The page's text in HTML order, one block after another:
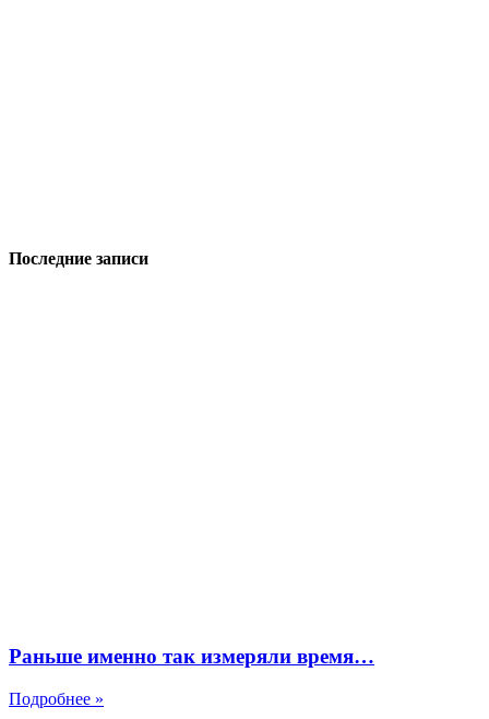
Последние записи
Раньше именно так измеряли время…
Подробнее »